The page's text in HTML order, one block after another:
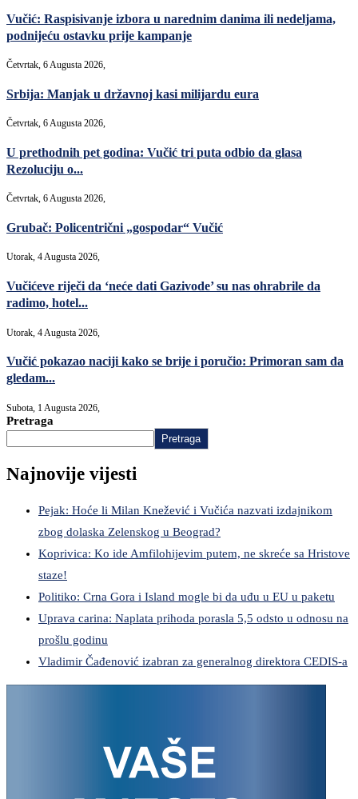
Vučić: Raspisivanje izbora u narednim danima ili nedeljama,
podnijeću ostavku prije kampanje
Četvrtak, 6 Augusta 2026,
Srbija: Manjak u državnoj kasi milijardu eura
Četvrtak, 6 Augusta 2026,
U prethodnih pet godina: Vučić tri puta odbio da glasa
Rezoluciju o...
Četvrtak, 6 Augusta 2026,
Grubač: Policentrični „gospodar“ Vučić
Utorak, 4 Augusta 2026,
Vučićeve riječi da ‘neće dati Gazivode’ su nas ohrabrile da
radimo, hotel...
Utorak, 4 Augusta 2026,
Vučić pokazao naciji kako se brije i poručio: Primoran sam da
gledam...
Subota, 1 Augusta 2026,
Pretraga
Pretraga
Najnovije vijesti
Pejak: Hoće li Milan Knežević i Vučića nazvati izdajnikom
zbog dolaska Zelenskog u Beograd?
Koprivica: Ko ide Amfilohijevim putem, ne skreće sa Hristove
staze!
Politiko: Crna Gora i Island mogle bi da uđu u EU u paketu
Uprava carina: Naplata prihoda porasla 5,5 odsto u odnosu na
prošlu godinu
Vladimir Čađenović izabran za generalnog direktora CEDIS-a